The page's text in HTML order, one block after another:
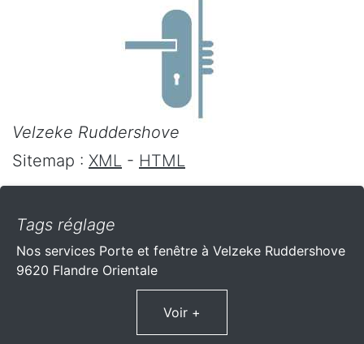
Velzeke Ruddershove
Sitemap : XML - HTML
Tags réglage
Nos services Porte et fenêtre à Velzeke Ruddershove
9620 Flandre Orientale
Voir +